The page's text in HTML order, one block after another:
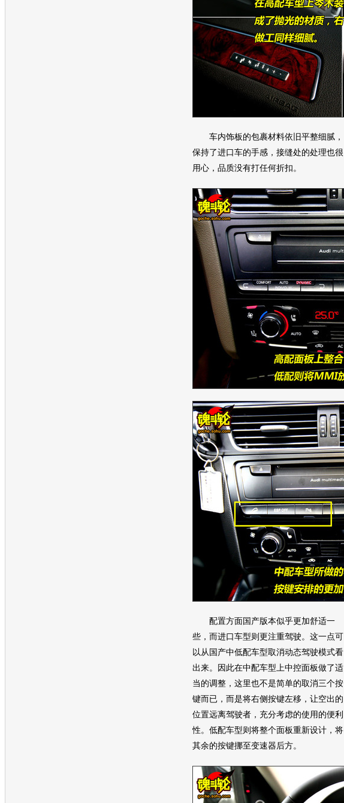
车内饰板的包裹材料依旧平整细腻，
保持了进口车的手感，接缝处的处理也很
用心，品质没有打任何折扣。
配置方面国产版本似乎更加舒适一
些，而进口车型则更注重驾驶。这一点可
以从国产中低配车型取消动态驾驶模式看
出来。因此在中配车型上中控面板做了适
当的调整，这里也不是简单的取消三个按
键而已，而是将右侧按键左移，让空出的
位置远离驾驶者，充分考虑的使用的便利
性。低配车型则将整个面板重新设计，将
其余的按键挪至变速器后方。